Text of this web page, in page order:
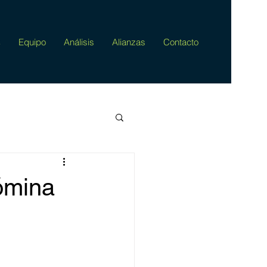
Equipo Análisis Alianzas Contacto